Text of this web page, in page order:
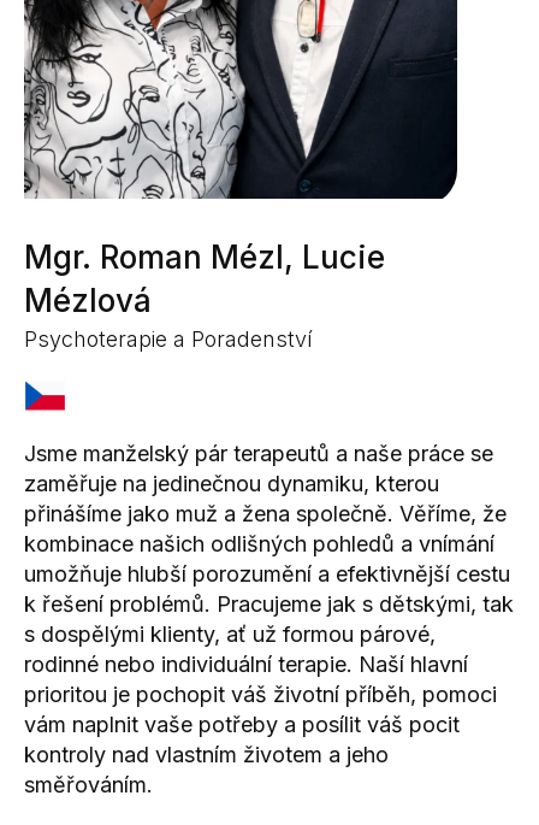
Mgr. Roman Mézl, Lucie
Mézlová
Psychoterapie a Poradenství
Jsme manželský pár terapeutů a naše práce se
zaměřuje na jedinečnou dynamiku, kterou
přinášíme jako muž a žena společně. Věříme, že
kombinace našich odlišných pohledů a vnímání
umožňuje hlubší porozumění a efektivnější cestu
k řešení problémů. Pracujeme jak s dětskými, tak
s dospělými klienty, ať už formou párové,
rodinné nebo individuální terapie. Naší hlavní
prioritou je pochopit váš životní příběh, pomoci
vám naplnit vaše potřeby a posílit váš pocit
kontroly nad vlastním životem a jeho
směřováním.